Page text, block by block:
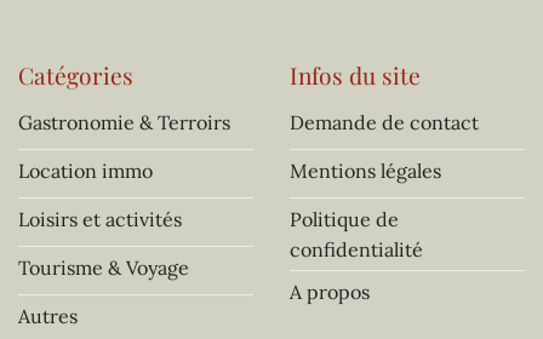
Catégories
Gastronomie & Terroirs
Location immo
Loisirs et activités
Tourisme & Voyage
Autres
Infos du site
Demande de contact
Mentions légales
Politique de
confidentialité
A propos